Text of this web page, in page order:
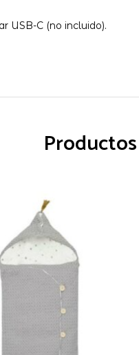
USB-C (no incluido).